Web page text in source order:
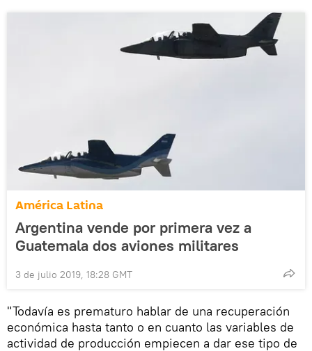
América Latina
Argentina vende por primera vez a
Guatemala dos aviones militares
3 de julio 2019, 18:28 GMT
"Todavía es prematuro hablar de una recuperación
económica hasta tanto o en cuanto las variables de
actividad de producción empiecen a dar ese tipo de